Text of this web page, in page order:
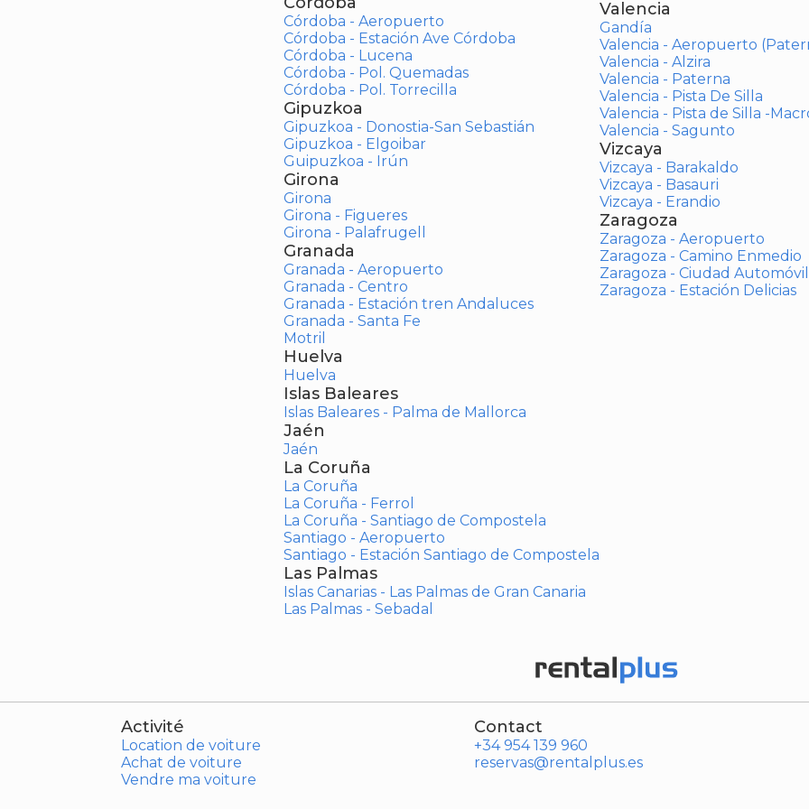
Córdoba - Aeropuerto
Córdoba - Estación Ave Córdoba
Córdoba - Lucena
Córdoba - Pol. Quemadas
Córdoba - Pol. Torrecilla
Gipuzkoa
Gipuzkoa - Donostia-San Sebastián
Gipuzkoa - Elgoibar
Guipuzkoa - Irún
Girona
Girona
Girona - Figueres
Girona - Palafrugell
Granada
Granada - Aeropuerto
Granada - Centro
Granada - Estación tren Andaluces
Granada - Santa Fe
Motril
Huelva
Huelva
Islas Baleares
Islas Baleares - Palma de Mallorca
Jaén
Jaén
La Coruña
La Coruña
La Coruña - Ferrol
La Coruña - Santiago de Compostela
Santiago - Aeropuerto
Santiago - Estación Santiago de Compostela
Las Palmas
Islas Canarias - Las Palmas de Gran Canaria
Las Palmas - Sebadal
Valencia
Gandía
Valencia - Aeropuerto
Valencia - Alzira
Valencia - Paterna
Valencia - Pista De Silla
Valencia - Pista de Silla -
Valencia - Sagunto
Vizcaya
Vizcaya - Barakaldo
Vizcaya - Basauri
Vizcaya - Erandio
Zaragoza
Zaragoza - Aeropuerto
Zaragoza - Camino Enmedio
Zaragoza - Ciudad Automóvil
Zaragoza - Estación Delicias
Activité
Location de voiture
Achat de voiture
Vendre ma voiture
Contact
+34 954 139 960
reservas@rentalplus.es